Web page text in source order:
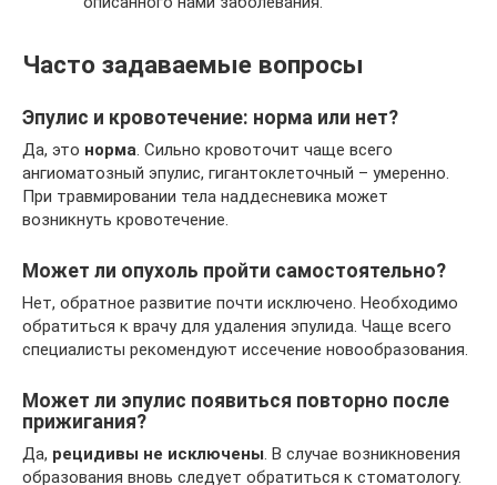
Часто задаваемые вопросы
Эпулис и кровотечение: норма или нет?
Да, это норма . Сильно кровоточит чаще всего
ангиоматозный эпулис, гигантоклеточный – умеренно.
При травмировании тела наддесневика может
возникнуть кровотечение.
Может ли опухоль пройти самостоятельно?
Нет, обратное развитие почти исключено. Необходимо
обратиться к врачу для удаления эпулида. Чаще всего
специалисты рекомендуют иссечение новообразования.
Может ли эпулис появиться повторно после
прижигания?
Да, рецидивы не исключены. В случае возникновения
образования вновь следует обратиться к стоматологу.